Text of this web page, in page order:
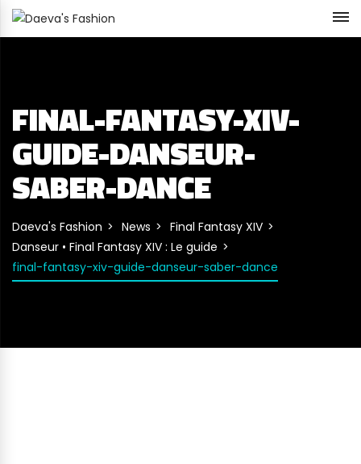
FINAL-FANTASY-XIV-
GUIDE-DANSEUR-
SABER-DANCE
Daeva's Fashion News
Final Fantasy XIV
Danseur • Final Fantasy XIV : Le guide
final-fantasy-xiv-guide-danseur-saber-dance